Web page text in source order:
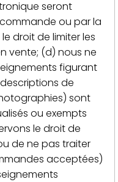
seront
ou par la
droit de limiter les
vente; (d) nous ne
figurant
de
sont
ou exempts
le droit de
de ne pas traiter
acceptées)